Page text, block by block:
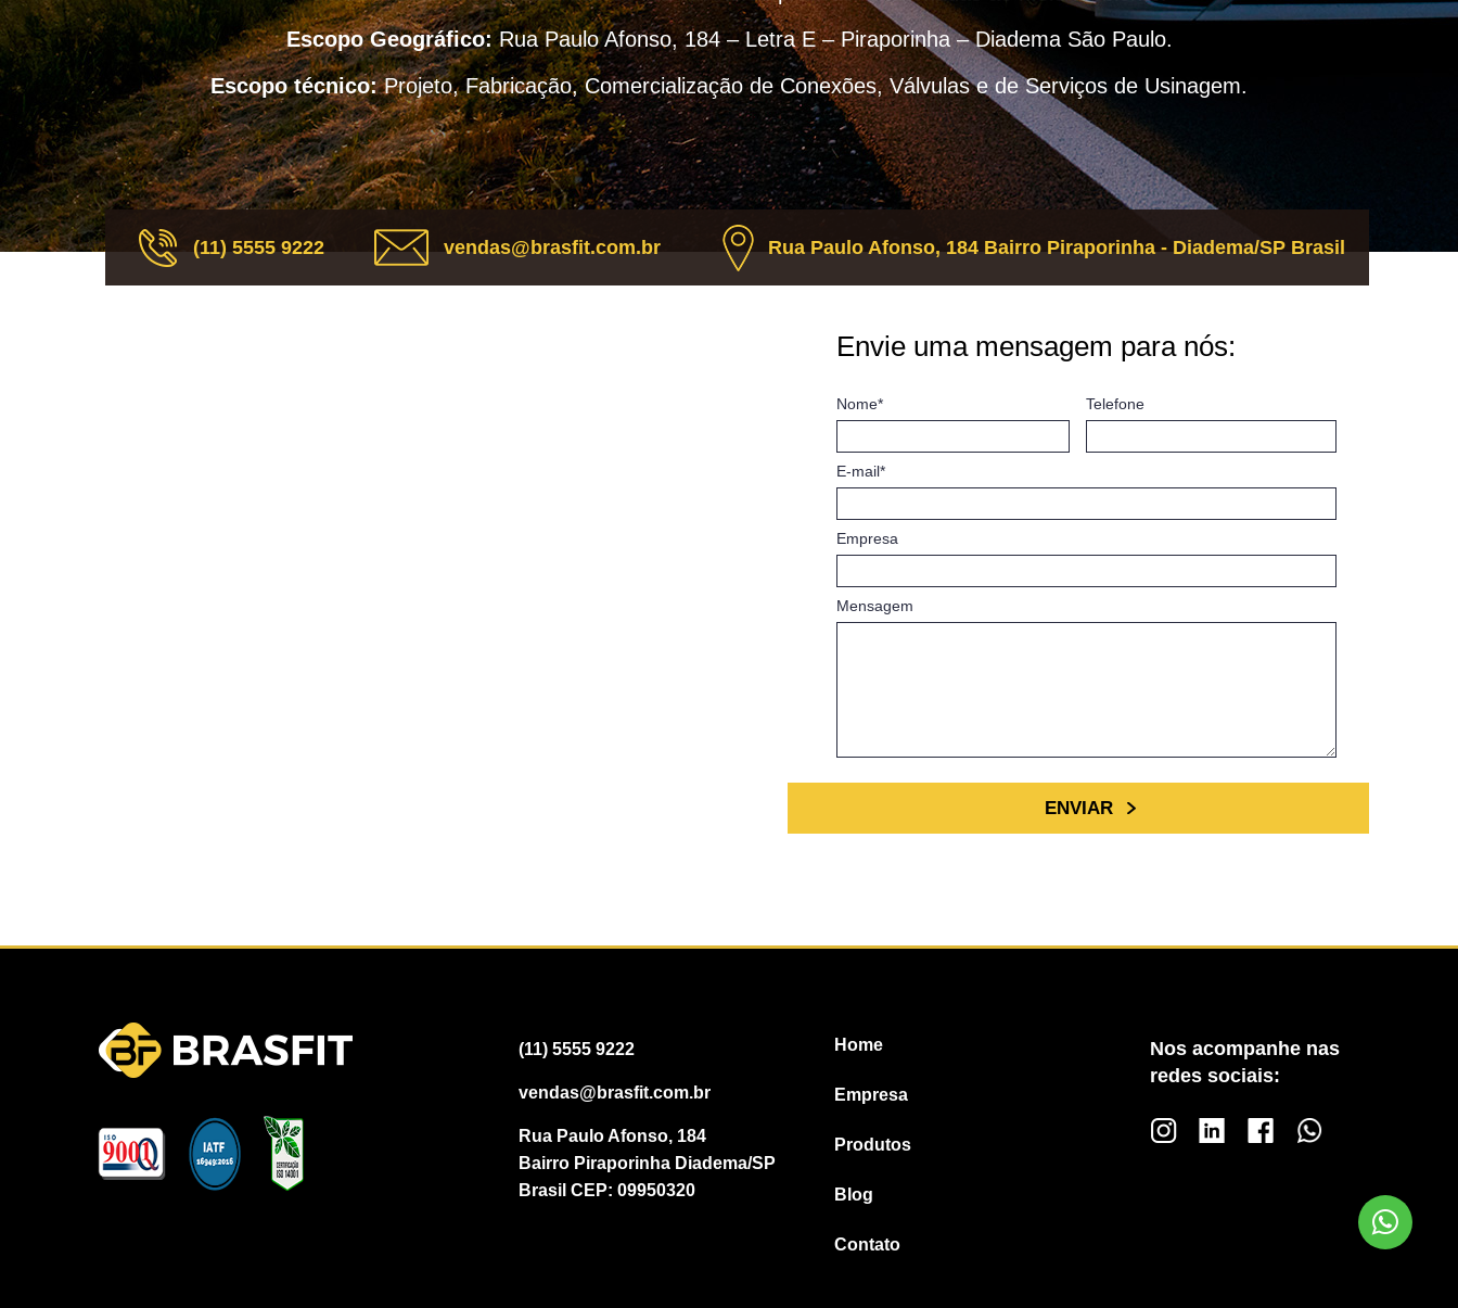
Escopo Geográfico:Rua Paulo Afonso, 184 – Letra E – Piraporinha – Diadema São Paulo.
Escopo técnico:Projeto, Fabricação, Comercialização de Conexões, Válvulas e de Serviços de Usinagem.
(11) 5555 9222 vendas@brasfit.com.br Rua Paulo Afonso, 184 Bairro Piraporinha - Diadema/SP Brasil
Envie uma mensagem para nós:
Nome* Telefone
E-mail*
Empresa
Mensagem
(11) 5555 9222
vendas@brasfit.com.br
Rua Paulo Afonso, 184
Bairro Piraporinha Diadema/SP
Brasil CEP: 09950320
Home
Empresa
Produtos
Blog
Contato
Nos acompanhe nas
redes sociais: